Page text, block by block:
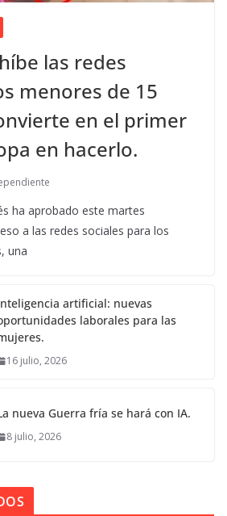
las redes
menores de 15
en el primer
en hacerlo.
ha aprobado este martes
a las redes sociales para los
una
artificial: nuevas
laborales para las
16 julio, 2026
nueva Guerra fría se hará con IA.
8 julio, 2026